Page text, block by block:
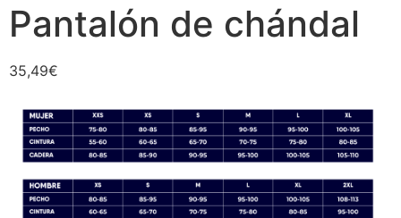
Pantalón de chándal
35,49€